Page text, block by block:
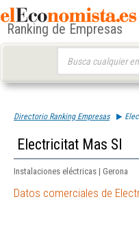
Ranking de Empresas
Directorio Ranking Empresas
Electricitat Mas Sl
Instalaciones eléctricas | Gerona
Datos comerciales de